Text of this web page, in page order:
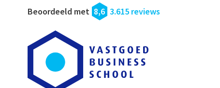
Beoordeeld met 8,6 3.615 reviews